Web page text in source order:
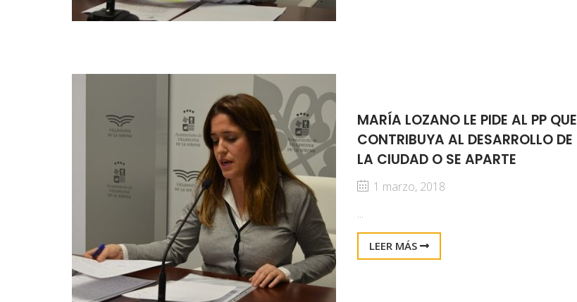
MARÍA LOZANO LE PIDE AL PP QUE
CONTRIBUYA AL DESARROLLO DE
LA CIUDAD O SE APARTE
1 marzo, 2018
...
LEER MÁS